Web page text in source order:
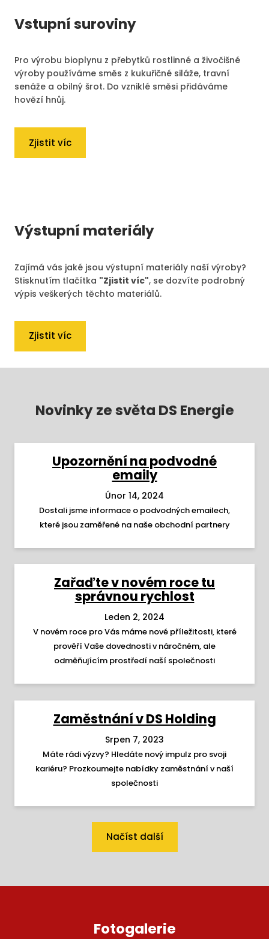
Vstupní suroviny
Pro výrobu bioplynu z přebytků rostlinné a živočišné
výroby používáme směs z kukuřičné siláže, travní
senáže a obilný šrot. Do vzniklé směsi přidáváme
hovězí hnůj.
Zjistit víc
Výstupní materiály
Zajímá vás jaké jsou výstupní materiály naší výroby?
Stisknutím tlačítka "Zjistit víc", se dozvíte podrobný
výpis veškerých těchto materiálů.
Zjistit víc
Novinky ze světa DS Energie
Upozornění na podvodné
emaily
Únor 14, 2024
Dostali jsme informace o podvodných emailech,
které jsou zaměřené na naše obchodní partnery
Zařaďte v novém roce tu
správnou rychlost
Leden 2, 2024
V novém roce pro Vás máme nové příležitosti, které
prověří Vaše dovednosti v náročném, ale
odměňujícím prostředí naší společnosti
Zaměstnání v DS Holding
Srpen 7, 2023
Máte rádi výzvy? Hledáte nový impulz pro svoji
kariéru? Prozkoumejte nabídky zaměstnání v naší
společnosti
Načíst další
Fotogalerie